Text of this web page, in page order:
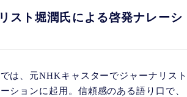
スト堀潤氏による啓発ナレーシ
は、元NHKキャスターでジャーナリスト
ションに起用。信頼感のある語り口で、